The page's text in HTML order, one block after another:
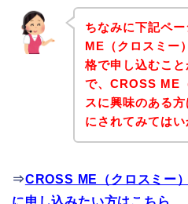
ちなみに下記ペ
ME（クロスミー
格で申し込むこ
で、CROSS ME
スに興味のある
にされてみては
⇒CROSS ME（クロスミー